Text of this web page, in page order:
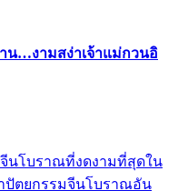
าน…งามสง่าเจ้าแม่กวนอิ
นโบราณที่งดงามที่สุดใน
าปัตยกรรมจีนโบราณอัน